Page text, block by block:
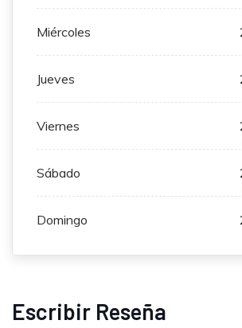
Miércoles
Jueves
Viernes
Sábado
Domingo
Escribir Reseña